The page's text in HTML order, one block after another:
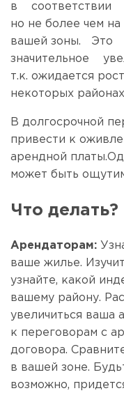
в соответствии
но не более чем
вашей зоны.
значительное
т.к. ожидается
некоторых
В долгосрочной
привести к
арендной
может быть
Что делать?
Арендаторам:
ваше жилье.
узнайте, какой
вашему району.
увеличиться ваша
к переговорам с
договора.
в вашей зоне.
возможно,